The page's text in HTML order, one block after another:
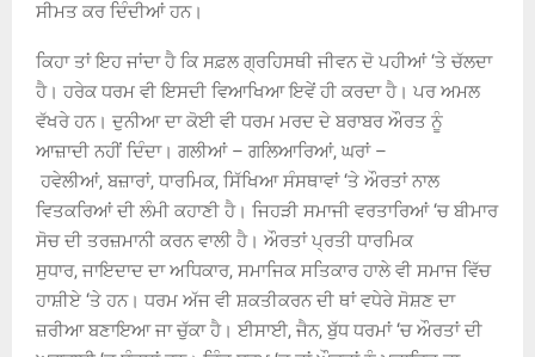
ਸੀਮਤ ਕਰ ਦਿੰਦੀਆਂ ਹਨ।
ਕਿਹਾ ਤਾਂ ਇਹ ਜਾਂਦਾ ਹੈ ਕਿ ਸਫ਼ਲ ਗ੍ਰਹਿਸਥੀ ਜੀਵਨ ਦੋ ਪਹੀਆਂ ‘ਤੇ ਚੱਲਦਾ
ਹੈ। ਹਰੇਕ ਧਰਮ ਵੀ ਇਸਦੀ ਵਿਆਖਿਆ ਇਵੇਂ ਹੀ ਕਰਦਾ ਹੈ। ਪਰ ਅਮਲ
ਵੱਖਰੇ ਹਨ। ਦੁਨੀਆ ਦਾ ਕੋਈ ਵੀ ਧਰਮ ਮਰਦ ਦੇ ਬਰਾਬਰ ਔਰਤ ਨੂੰ
ਆਜ਼ਾਦੀ ਨਹੀਂ ਦਿੰਦਾ। ਗਲੀਆਂ – ਗਲਿਆਰਿਆਂ, ਘਰਾਂ –
ਹਵੇਲੀਆਂ, ਬਜ਼ਾਰਾਂ, ਧਾਰਮਿਕ, ਸਿੱਖਿਆ ਸੰਸਥਾਵਾਂ‘ਤੇ ਔਰਤਾਂ ਨਾਲ
ਵਿਤਕਰਿਆਂ ਦੀ ਲੰਮੀ ਕਹਾਣੀ ਹੈ। ਜਿਹੜੀ ਸਮਾਜੀ ਵਰਤਾਰਿਆਂ‘ਚਬੀਮਾਰ
ਸੋਚ ਦੀ ਤਰਜ਼ਮਾਨੀ ਕਰਨ ਵਾਲੀ ਹੈ। ਔਰਤਾਂ ਪ੍ਰਤੀ ਧਾਰਮਿਕ
ਸੁਧਾਰ, ਜਾਇਦਾਦ ਦਾ ਅਧਿਕਾਰ, ਸਮਾਜਿਕ ਸਤਿਕਾਰ ਹਾਲੇ ਵੀ ਸਮਾਜ ਵਿੱਚ
ਹਾਸ਼ੀਏ ‘ਤੇ ਹਨ। ਧਰਮ ਅੱਜ ਵੀ ਸ਼ਕਤੀਕਰਨ ਦੀ ਥਾਂ ਵਧੇਰੇ ਸੋਸ਼ਣ ਦਾ
ਜ਼ਰੀਆ ਬਣਾਇਆ ਜਾ ਚੁੱਕਾ ਹੈ। ਈਸਾਈ, ਜੈਨ, ਬੁੱਧ ਧਰਮਾਂ‘ਚਔਰਤਾਂ ਦੀ